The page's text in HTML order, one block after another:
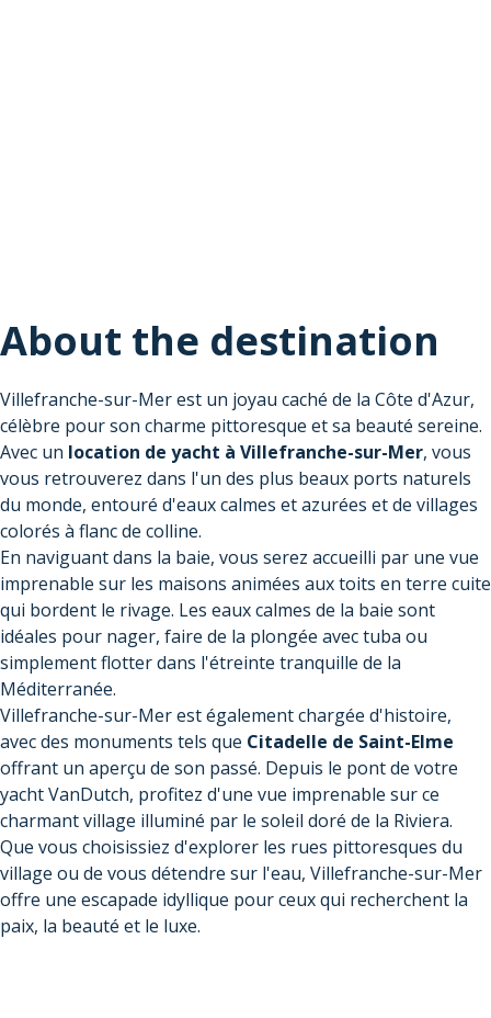
About the destination
Villefranche-sur-Mer est un joyau caché de la Côte d'Azur,
célèbre pour son charme pittoresque et sa beauté sereine.
Avec un location de yacht à Villefranche-sur-Mer, vous
vous retrouverez dans l'un des plus beaux ports naturels
du monde, entouré d'eaux calmes et azurées et de villages
colorés à flanc de colline.
En naviguant dans la baie, vous serez accueilli par une vue
imprenable sur les maisons animées aux toits en terre cuite
qui bordent le rivage. Les eaux calmes de la baie sont
idéales pour nager, faire de la plongée avec tuba ou
simplement flotter dans l'étreinte tranquille de la
Méditerranée.
Villefranche-sur-Mer est également chargée d'histoire,
avec des monuments tels que Citadelle de Saint-Elme
offrant un aperçu de son passé. Depuis le pont de votre
yacht VanDutch, profitez d'une vue imprenable sur ce
charmant village illuminé par le soleil doré de la Riviera.
Que vous choisissiez d'explorer les rues pittoresques du
village ou de vous détendre sur l'eau, Villefranche-sur-Mer
offre une escapade idyllique pour ceux qui recherchent la
paix, la beauté et le luxe.